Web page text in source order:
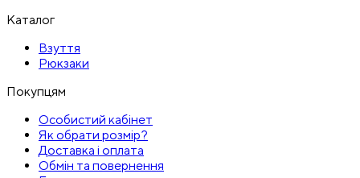
Каталог
Взуття
Рюкзаки
Покупцям
Особистий кабінет
Як обрати розмір?
Доставка і оплата
Обмін та повернення